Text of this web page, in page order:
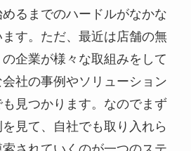
るまでのハードルがなかな
す。ただ、最近は店舗の無
企業が様々な取組みをして
社の事例やソリューション
見つかります。なのでまず
見て、自社でも取り入れら